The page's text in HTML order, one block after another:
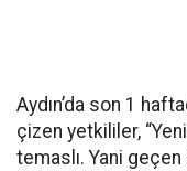
Aydın’da son 1
çizen yetkililer, “Yeni
temaslı. Yani